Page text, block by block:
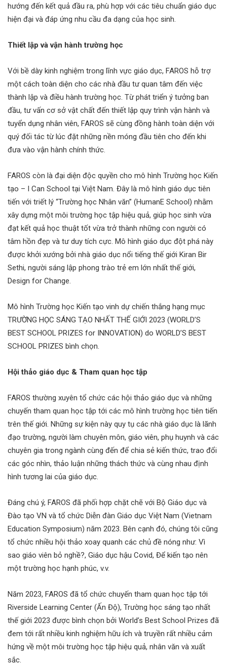
hướng đến kết quả đầu ra, phù hợp với các tiêu chuẩn giáo dục
hiện đại và đáp ứng nhu cầu đa dạng của học sinh.
Thiết lập và vận hành trường học
Với bề dày kinh nghiệm trong lĩnh vực giáo dục, FAROS hỗ trợ
một cách toàn diện cho các nhà đầu tư quan tâm đến việc
thành lập và điều hành trường học. Từ phát triển ý tưởng ban
đầu, tư vấn cơ sở vật chất đến thiết lập quy trình vận hành và
tuyển dụng nhân viên, FAROS sẽ cùng đồng hành toàn diện với
quý đối tác từ lúc đặt những nền móng đầu tiên cho đến khi
đưa vào vận hành chính thức.
FAROS còn là đại diện độc quyền cho mô hình Trường học Kiến
tạo – I Can School tại Việt Nam. Đây là mô hình giáo dục tiên
tiến với triết lý “Trường học Nhân văn” (HumanE School) nhằm
xây dựng một môi trường học tập hiệu quả, giúp học sinh vừa
đạt kết quả học thuật tốt vừa trở thành những con người có
tâm hồn đẹp và tư duy tích cực. Mô hình giáo dục đột phá này
được khởi xướng bởi nhà giáo dục nổi tiếng thế giới Kiran Bir
Sethi, người sáng lập phong trào trẻ em lớn nhất thế giới,
Design for Change.
Mô hình Trường học Kiến tạo vinh dự chiến thắng hạng mục
TRƯỜNG HỌC SÁNG TẠO NHẤT THẾ GIỚI 2023 (WORLD’S
BEST SCHOOL PRIZES for INNOVATION) do WORLD’S BEST
SCHOOL PRIZES bình chọn.
Hội thảo giáo dục & Tham quan học tập
FAROS thường xuyên tổ chức các hội thảo giáo dục và những
chuyến tham quan học tập tới các mô hình trường học tiên tiến
trên thế giới. Những sự kiện này quy tụ các nhà giáo dục là lãnh
đạo trường, người làm chuyên môn, giáo viên, phụ huynh và các
chuyên gia trong ngành cùng đến để chia sẻ kiến thức, trao đổi
các góc nhìn, thảo luận những thách thức và cùng nhau định
hình tương lai của giáo dục.
Đáng chú ý, FAROS đã phối hợp chặt chẽ với Bộ Giáo dục và
Đào tạo VN và tổ chức Diễn đàn Giáo dục Việt Nam (Vietnam
Education Symposium) năm 2023. Bên cạnh đó, chúng tôi cũng
tổ chức nhiều hội thảo xoay quanh các chủ đề nóng như: Vì
sao giáo viên bỏ nghề?, Giáo dục hậu Covid, Để kiến tạo nên
một trường học hạnh phúc, v.v.
Năm 2023, FAROS đã tổ chức chuyến tham quan học tập tới
Riverside Learning Center (Ấn Độ), Trường học sáng tạo nhất
thế giới 2023 được bình chọn bởi World’s Best School Prizes đã
đem tới rất nhiều kinh nghiệm hữu ích và truyền rất nhiều cảm
hứng về một môi trường học tập hiệu quả, nhân văn và xuất
sắc.